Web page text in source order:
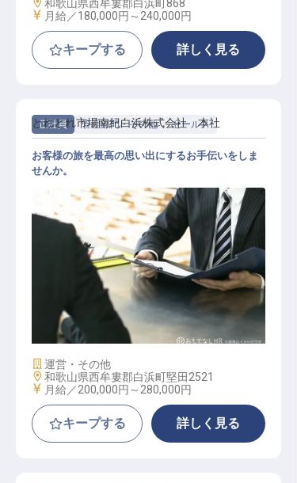
和歌山県西牟婁郡白浜町868
給与
月給／180,000円～ 240,000円
キープする 詳しく見る
正社員 管理部門・その他 セールス
営業職（団体営業及び受入）
とれとれ市場南紀白浜株式会社 本社
お客様の旅を最高の思い出にするお手伝いをしま
せんか。
施設業態
運営・その他
勤務地
和歌山県西牟婁郡白浜町堅田2521
給与
月給／200,000円～ 280,000円
キープする 詳しく見る